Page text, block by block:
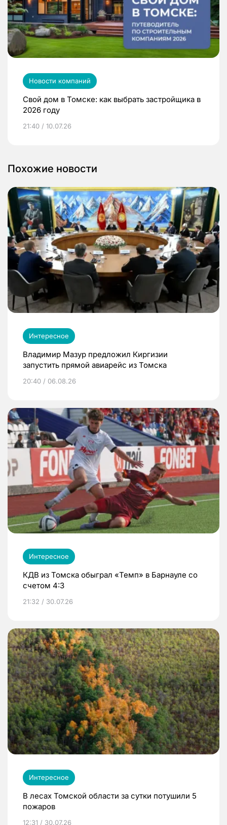
Новости компаний
Свой дом в Томске: как выбрать застройщика в
2026 году
21:40 / 10.07.26
Похожие новости
Интересное
Владимир Мазур предложил Киргизии
запустить прямой авиарейс из Томска
20:40 / 06.08.26
Интересное
КДВ из Томска обыграл «Темп» в Барнауле со
счетом 4:3
21:32 / 30.07.26
Интересное
В лесах Томской области за сутки потушили 5
пожаров
12:31 / 30.07.26